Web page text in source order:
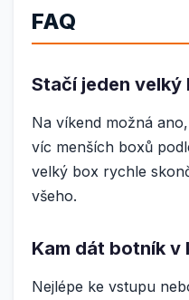
FAQ
Stačí jeden velký
Na víkend možná
víc menších boxů
velký box rychle
všeho.
Kam dát botník v
Nejlépe ke vstupu